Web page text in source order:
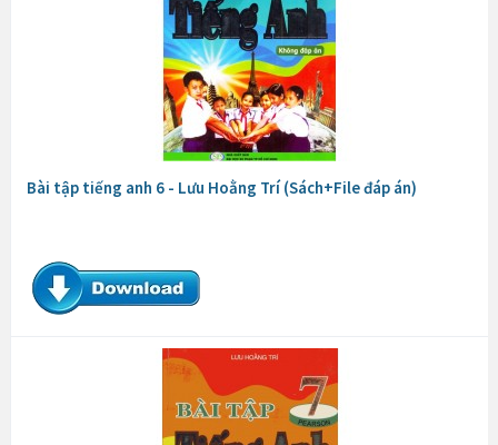
Bài tập tiếng anh 6 - Lưu Hoằng Trí (Sách+File đáp án)